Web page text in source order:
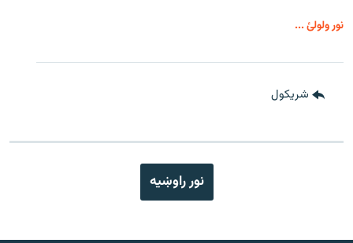
نور ولولئ ...
شريکول
نور راوښيه